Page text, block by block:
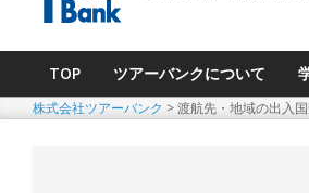
Primary
Navigation
TOP ツアーバンクについて
株式会社ツアーバンク >渡航先・地域の出入